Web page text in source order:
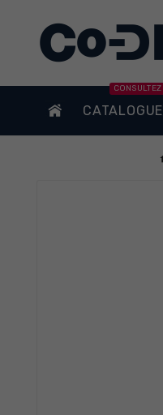
CATALOGUE
CONSULTEZ